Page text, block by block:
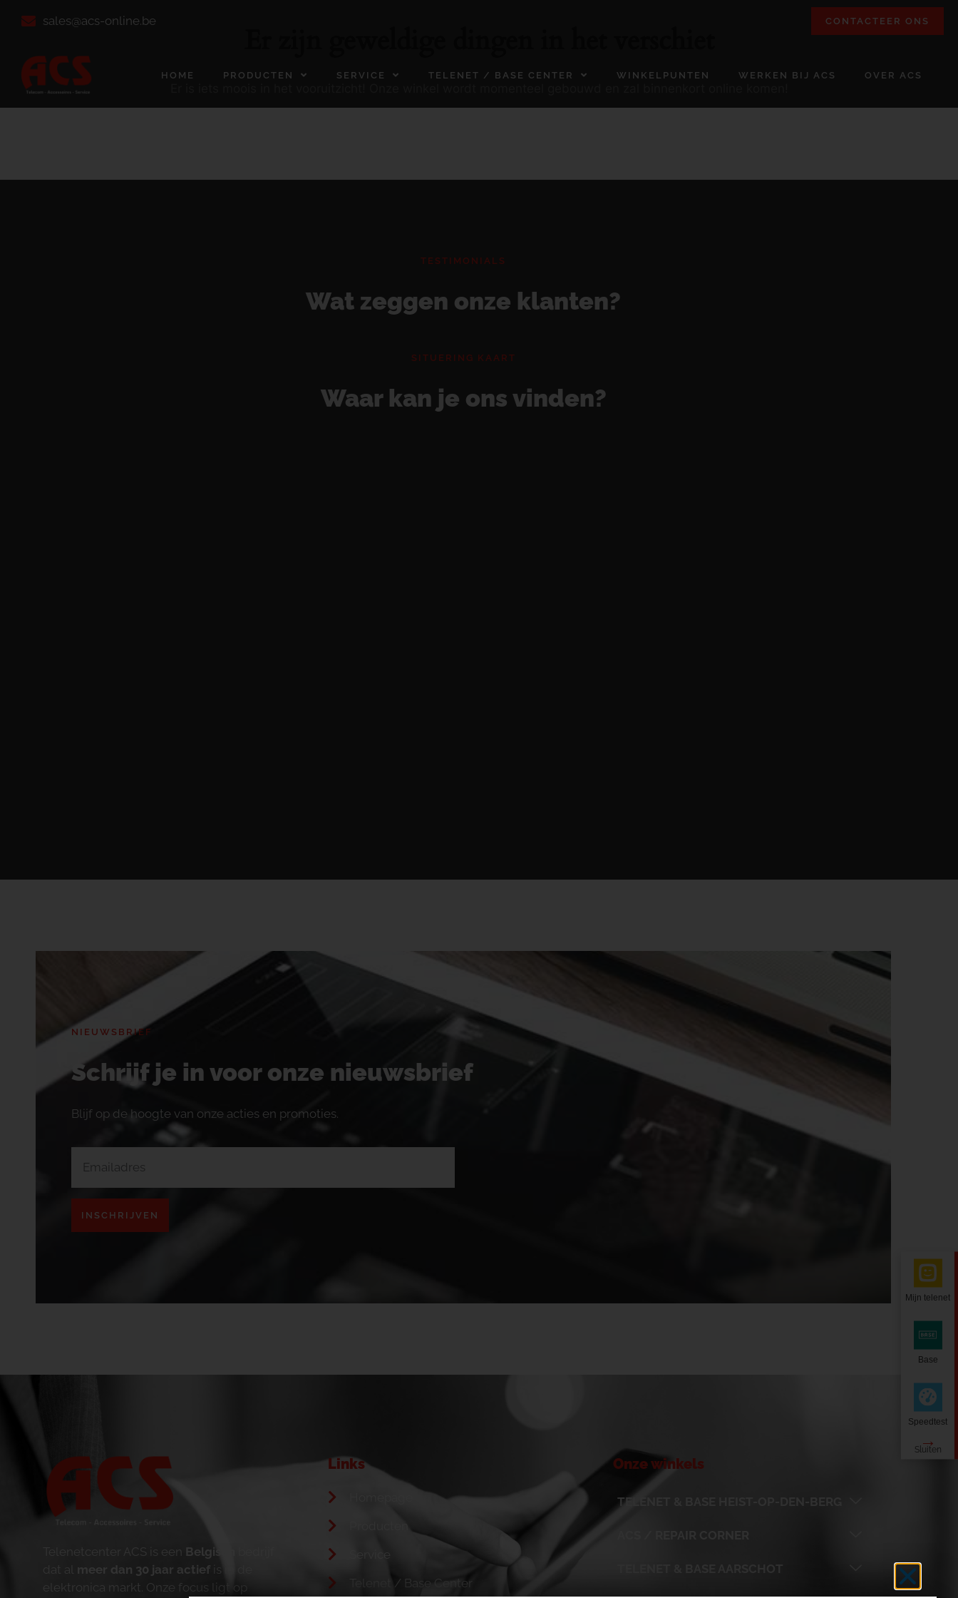
sales@acs-online.be CONTACTEER ONS
HOME PRODUCTEN SERVICE TELENET / BASE CENTER WINKELPUNTEN WERKEN BIJ ACS OVER ACS
TESTIMONIALS
Wat zeggen onze klanten?
SITUERING KAART
Waar kan je ons vinden?
NIEUWSBRIEF
Schrijf je in voor onze nieuwsbrief
Blijf op de hoogte van onze acties en promoties.
INSCHRIJVEN
Telenetcenter ACS is een Belgisch
dat al meer dan 30 jaar actief is in de
elektronica markt. Onze focus ligt op
Links
Telenet / Base Center
Onze winkels
TELENET & BASE HEIST-OP-DEN-BERG
Mijn telenet
Base
Speedtest